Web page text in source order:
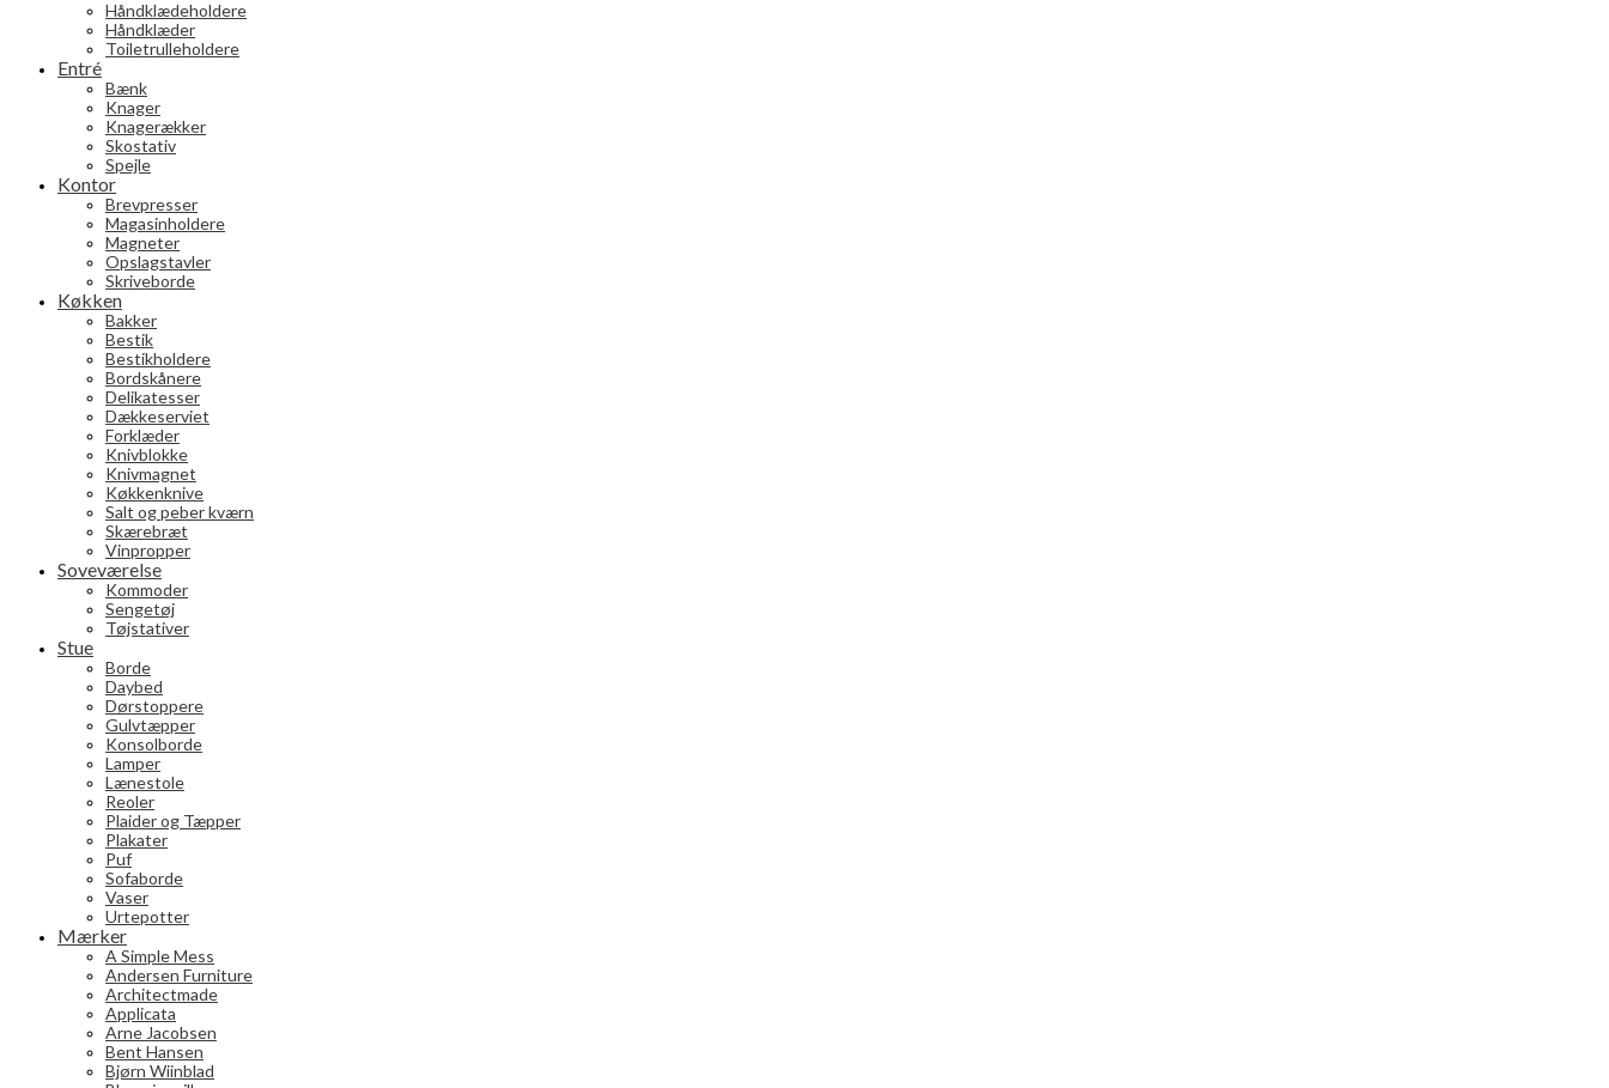
Håndklædeholdere
Håndklæder
Toiletrulleholdere
Entré
Bænk
Knager
Knagerækker
Skostativ
Spejle
Kontor
Brevpresser
Magasinholdere
Magneter
Opslagstavler
Skriveborde
Køkken
Bakker
Bestik
Bestikholdere
Bordskånere
Delikatesser
Dækkeserviet
Forklæder
Knivblokke
Knivmagnet
Køkkenknive
Salt og peber kværn
Skærebræt
Vinpropper
Soveværelse
Kommoder
Sengetøj
Tøjstativer
Stue
Borde
Daybed
Dørstoppere
Gulvtæpper
Konsolborde
Lamper
Lænestole
Reoler
Plaider og Tæpper
Plakater
Puf
Sofaborde
Vaser
Urtepotter
Mærker
A Simple Mess
Andersen Furniture
Architectmade
Applicata
Arne Jacobsen
Bent Hansen
Bjørn Wiinblad